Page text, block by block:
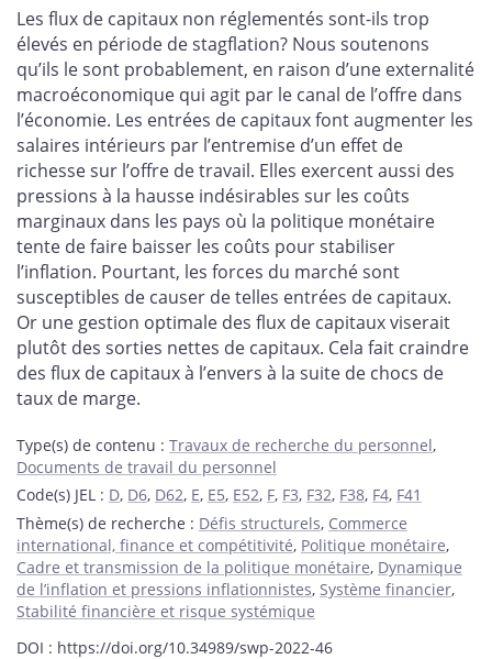
Facebook
X
LinkedIncourriel
Les flux de capitaux non réglementés sont-ils trop
élevés en période de stagflation? Nous soutenons
qu’ils le sont probablement, en raison d’une externalité
macroéconomique qui agit par le canal de l’offre dans
l’économie. Les entrées de capitaux font augmenter les
salaires intérieurs par l’entremise d’un effet de
richesse sur l’offre de travail. Elles exercent aussi des
pressions à la hausse indésirables sur les coûts
marginaux dans les pays où la politique monétaire
tente de faire baisser les coûts pour stabiliser
l’inflation. Pourtant, les forces du marché sont
susceptibles de causer de telles entrées de capitaux.
Or une gestion optimale des flux de capitaux viserait
plutôt des sorties nettes de capitaux. Cela fait craindre
des flux de capitaux à l’envers à la suite de chocs de
taux de marge.
Type(s) de contenu : Travaux de recherche du personnel,
Documents de travail du personnel
Code(s) JEL : D, D6, D62, E, E5, E52, F, F3, F32, F38, F4, F41
Thème(s) de recherche : Défis structurels, Commerce
international, finance et compétitivité, Politique monétaire,
Cadre et transmission de la politique monétaire, Dynamique
de l’inflation et pressions inflationnistes, Système financier,
Stabilité financière et risque systémique
DOI : https://doi.org/10.34989/swp-2022-46